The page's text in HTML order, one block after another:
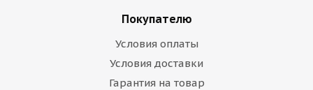
Покупателю
Условия оплаты
Условия доставки
Гарантия на товар